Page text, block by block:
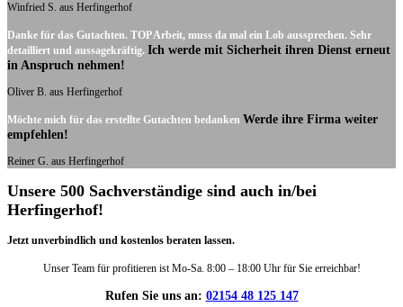
Winfried S. aus Herfingerhof
Danke für das Gutachten. TOP Arbeit, muss da mal ein Lob aussprechen. Sehr
detailliert und aussagekräftig. Ich werde mit Sicherheit ihren Dienst erneut
in Anspruch nehmen!
Oliver B. aus Herfingerhof
Möchte mich für das erstellte Gutachten bedanken Werde ihre Firma weiter
empfehlen!
Reiner G. aus Herfingerhof
Unsere 500 Sachverständige sind auch in/bei
Herfingerhof!
Jetzt unverbindlich und kostenlos beraten lassen.
Unser Team für profitieren ist Mo-Sa. 8:00 – 18:00 Uhr für Sie erreichbar!
Rufen Sie uns an: 02154 48 125 147